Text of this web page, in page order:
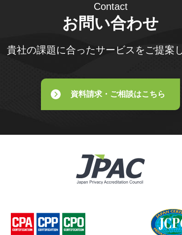
Contact
お問い合わせ
貴社の課題に合ったサービスをご提案
資料請求・ご相談はこちら